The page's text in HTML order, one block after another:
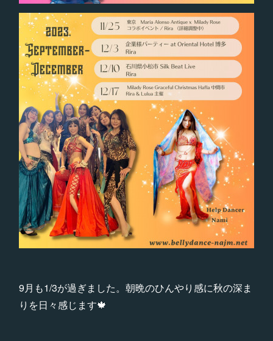
9月も1/3が過ぎました。朝晩のひんやり感に秋の深ま
りを日々感じます🍁